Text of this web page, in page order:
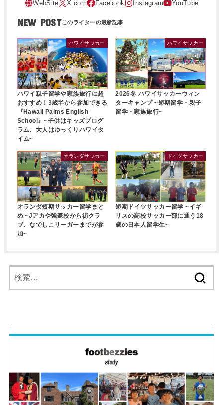
NEW POST
ハワイサッカー
ハワイ親子留学や家族旅行に超
おすすめ！3歳半から参加できる
『Hawaii Palms English
School』~子供はキッズプログ
ラム、大人はゆっくりハワイタ
イム~
ハワイサッカー
2026冬 ハワイサッカーウィン
ターキャンプ ~短期留学・親子
留学・家族旅行~
オランダサッカー
オランダ短期サッカー留学まと
め ~Jアカや強豪校から街クラ
ブ、なでしこリーガーまでが参
加~
ドイツサッカー
短期ドイツサッカー留学 ~イギ
リスの高校サッカー部に通う18
歳の日本人留学生~
索: